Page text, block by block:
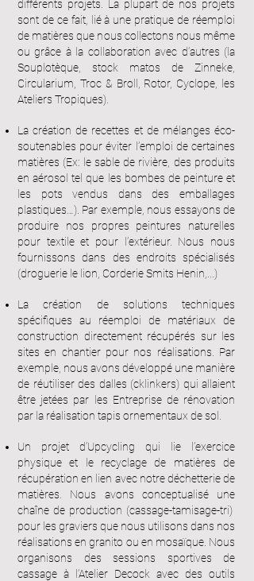
différents projets. La plupart de nos projets
sont de ce fait, lié à une pratique de réemploi
de matières que nous collectons nous même
ou grâce à la collaboration avec d’autres (la
Souplotèque, stock matos de Zinneke,
Circularium, Troc & Broll, Rotor, Cyclope, les
Ateliers Tropiques).
La création de recettes et de mélanges éco-
soutenables pour éviter l’emploi de certaines
matières (Ex: le sable de rivière, des produits
en aérosol tel que les bombes de peinture et
les pots vendus dans des emballages
plastiques…). Par exemple, nous essayons de
produire nos propres peintures naturelles
pour textile et pour l’extérieur. Nous nous
fournissons dans des endroits spécialisés
(droguerie le lion, Corderie Smits Henin,...)
La création de solutions techniques
spécifiques au réemploi de matériaux de
construction directement récupérés sur les
sites en chantier pour nos réalisations. Par
exemple, nous avons développé une manière
de réutiliser des dalles (cklinkers) qui allaient
être jetées par les Entreprise de rénovation
par la réalisation tapis ornementaux de sol.
Un projet d’Upcycling qui lie l’exercice
physique et le recyclage de matières de
récupération en lien avec notre déchetterie de
matières. Nous avons conceptualisé une
chaîne de production (cassage-tamisage-tri)
pour les graviers que nous utilisons dans nos
réalisations en granito ou en mosaïque. Nous
organisons des sessions sportives de
cassage à l’Atelier Decock avec des outils